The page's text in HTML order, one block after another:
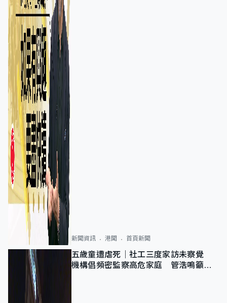
新聞資訊 港聞 首頁新聞
五歲童遭虐死｜社工三度家訪未察覺
機構倡頻密監察高危家庭 管浩鳴籲加